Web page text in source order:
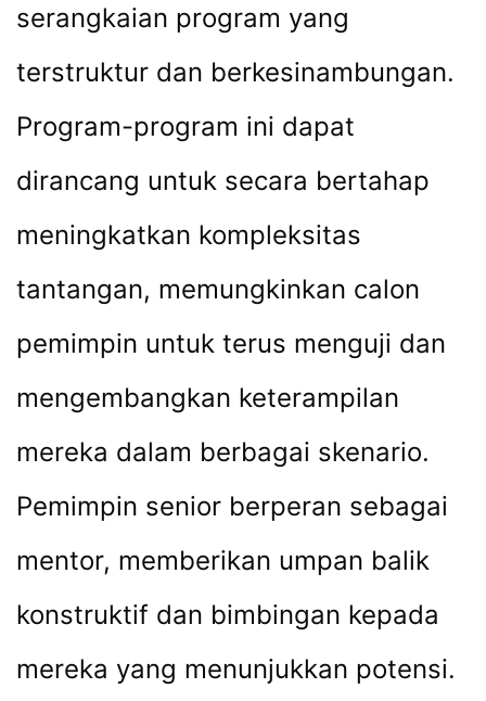
serangkaian program yang
terstruktur dan berkesinambungan.
Program-program ini dapat
dirancang untuk secara bertahap
meningkatkan kompleksitas
tantangan, memungkinkan calon
pemimpin untuk terus menguji dan
mengembangkan keterampilan
mereka dalam berbagai skenario.
Pemimpin senior berperan sebagai
mentor, memberikan umpan balik
konstruktif dan bimbingan kepada
mereka yang menunjukkan potensi.